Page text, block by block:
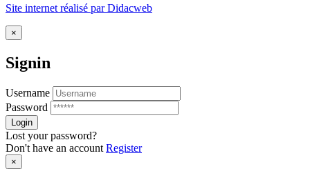
Site internet réalisé par Didacweb
×
Signin
Username
Password
Lost your password?
Don't have an account Register
×